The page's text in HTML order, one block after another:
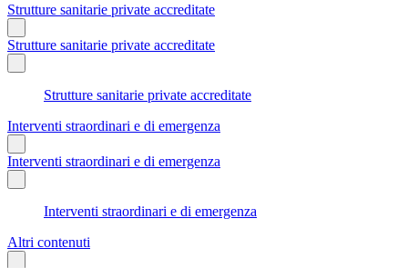
Strutture sanitarie private accreditate
Strutture sanitarie private accreditate
Strutture sanitarie private accreditate
Interventi straordinari e di emergenza
Interventi straordinari e di emergenza
Interventi straordinari e di emergenza
Altri contenuti